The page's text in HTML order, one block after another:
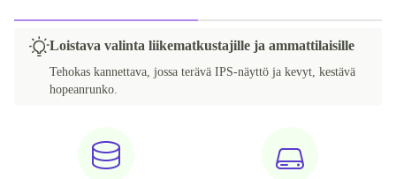
Loistava valinta liikematkustajille ja ammattilaisille
Tehokas kannettava, jossa terävä IPS-näyttö ja kevyt, kestävä
hopeanrunko.